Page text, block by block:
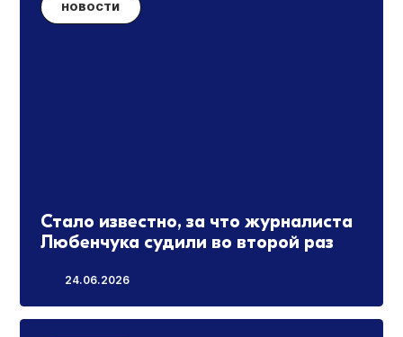
НОВОСТИ
Стало известно, за что журналиста
Любенчука судили во второй раз
24.06.2026